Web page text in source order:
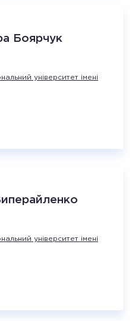
Боярчук
університет імені
університет імені